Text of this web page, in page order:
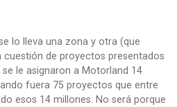
lo lleva una zona y otra (que
cuestión de proyectos presentados
se le asignaron a Motorland 14
fuera 75 proyectos que entre
esos 14 millones. No será porque